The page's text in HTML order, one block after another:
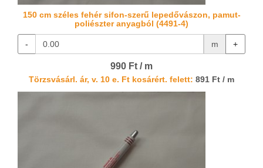
150 cm széles fehér sifon-szerű lepedővászon, pamut-
poliészter anyagból (4491-4)
- m +
990 Ft / m
Törzsvásárl. ár, v. 10 e. Ft kosárért. felett: 891 Ft / m